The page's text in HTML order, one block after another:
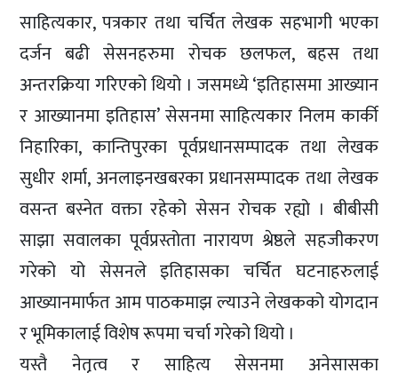
साहित्यकार, पत्रकार तथा चर्चित लेखक सहभागी भएका
दर्जन बढी सेसनहरुमा रोचक छलफल, बहस तथा
अन्तरक्रिया गरिएको थियो । जसमध्ये ‘इतिहासमा आख्यान
र आख्यानमा इतिहास’ सेसनमा साहित्यकार निलम कार्की
निहारिका, कान्तिपुरका पूर्वप्रधानसम्पादक तथा लेखक
सुधीर शर्मा, अनलाइनखबरका प्रधानसम्पादक तथा लेखक
वसन्त बस्नेत वक्ता रहेको सेसन रोचक रह्यो । बीबीसी
साझा सवालका पूर्वप्रस्तोता नारायण श्रेष्ठले सहजीकरण
गरेको यो सेसनले इतिहासका चर्चित घटनाहरुलाई
आख्यानमार्फत आम पाठकमाझ ल्याउने लेखकको योगदान
र भूमिकालाई विशेष रूपमा चर्चा गरेको थियो ।
यस्तै नेतृत्व र साहित्य सेसनमा अनेसासका